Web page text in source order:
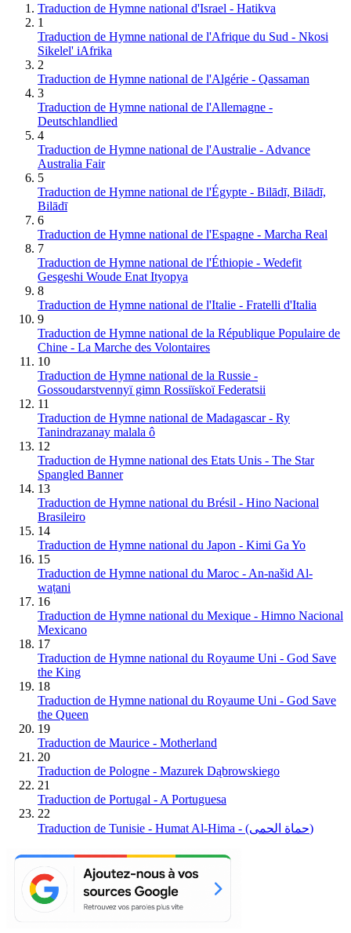
Traduction de Hymne national d'Israel - Hatikva
1
Traduction de Hymne national de l'Afrique du Sud - Nkosi
Sikelel' iAfrika
2
Traduction de Hymne national de l'Algérie - Qassaman
3
Traduction de Hymne national de l'Allemagne -
Deutschlandlied
4
Traduction de Hymne national de l'Australie - Advance
Australia Fair
5
Traduction de Hymne national de l'Égypte - Bilādī, Bilādī,
Bilādī
6
Traduction de Hymne national de l'Espagne - Marcha Real
7
Traduction de Hymne national de l'Éthiopie - Wedefit
Gesgeshi Woude Enat Ityopya
8
Traduction de Hymne national de l'Italie - Fratelli d'Italia
9
Traduction de Hymne national de la République Populaire de
Chine - La Marche des Volontaires
10
Traduction de Hymne national de la Russie -
Gossoudarstvennyï gimn Rossiïskoï Federatsii
11
Traduction de Hymne national de Madagascar - Ry
Tanindrazanay malala ô
12
Traduction de Hymne national des Etats Unis - The Star
Spangled Banner
13
Traduction de Hymne national du Brésil - Hino Nacional
Brasileiro
14
Traduction de Hymne national du Japon - Kimi Ga Yo
15
Traduction de Hymne national du Maroc - An-našid Al-
waṭani
16
Traduction de Hymne national du Mexique - Himno Nacional
Mexicano
17
Traduction de Hymne national du Royaume Uni - God Save
the King
18
Traduction de Hymne national du Royaume Uni - God Save
the Queen
19
Traduction de Maurice - Motherland
20
Traduction de Pologne - Mazurek Dąbrowskiego
21
Traduction de Portugal - A Portuguesa
22
Traduction de Tunisie - Humat Al-Hima - (حماة الحمى)